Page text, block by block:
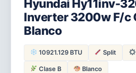
Hyundai Hy11inv-
Inverter 3200w F/c
Blanco
10921.129 BTU Split
Clase B Blanco